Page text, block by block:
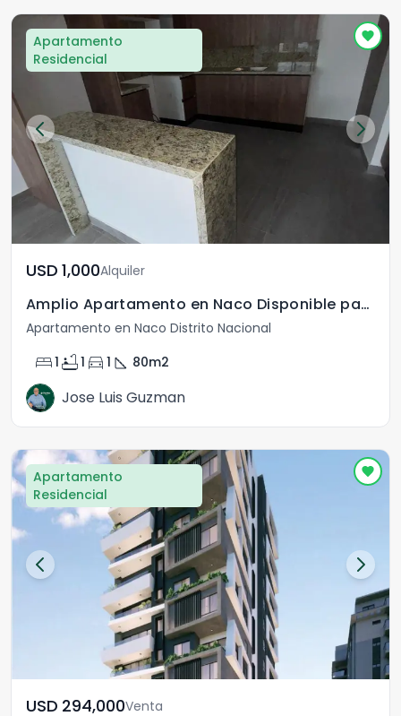
Apartamento
Residencial
USD	1,000Alquiler
Amplio Apartamento en Naco Disponible para Alquiler
Apartamento en Naco Distrito Nacional
bed1 bathtub1 directions_car 1 square_foot 80m2
Jose Luis Guzman
Apartamento
Residencial
USD	294,000Venta